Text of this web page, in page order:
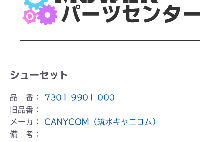
シューセット
品 番： 7301 9901 000
旧品番：
メーカ： CANYCOM（筑水キャニコム）
備 考：